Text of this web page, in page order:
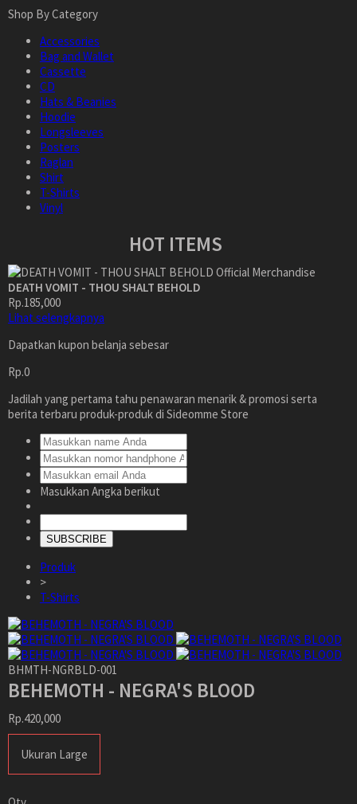
Shop By Category
Accessories
Bag and Wallet
Cassette
CD
Hats & Beanies
Hoodie
Longsleeves
Posters
Raglan
Shirt
T-Shirts
Vinyl
HOT ITEMS
DEATH VOMIT - THOU SHALT BEHOLD
Rp.185,000
Lihat selengkapnya
Dapatkan kupon belanja sebesar
Rp.0
Jadilah yang pertama tahu penawaran menarik & promosi serta
berita terbaru produk-produk di Sideomme Store
Masukkan Angka berikut
SUBSCRIBE
Produk
>
T-Shirts
BHMTH-NGRBLD-001
BEHEMOTH - NEGRA'S BLOOD
Rp.420,000
Ukuran Large